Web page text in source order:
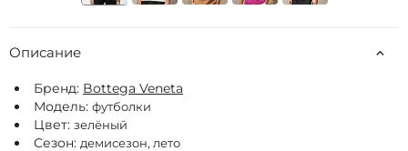
Описание
Бренд: Bottega Veneta
Модель: футболки
Цвет: зелёный
Сезон: демисезон, лето